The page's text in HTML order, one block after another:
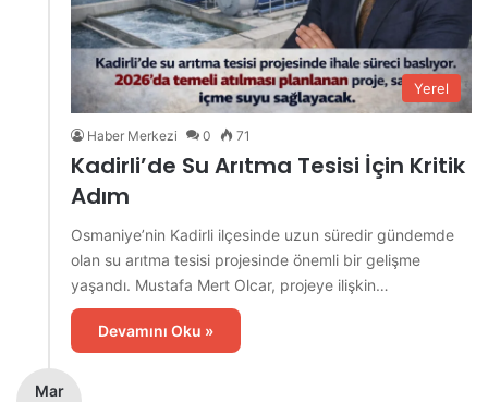
Yerel
Haber Merkezi 0 71
Kadirli’de Su Arıtma Tesisi İçin Kritik
Adım
Osmaniye’nin Kadirli ilçesinde uzun süredir gündemde
olan su arıtma tesisi projesinde önemli bir gelişme
yaşandı. Mustafa Mert Olcar, projeye ilişkin…
Devamını Oku »
Mar